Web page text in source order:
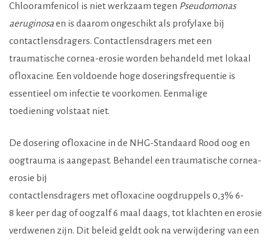
Chlooramfenicol is niet werkzaam tegen Pseudomonas
aeruginosaen is daarom ongeschikt als profylaxe bij
contactlensdragers. Contactlensdragers met een
traumatische cornea-erosie worden behandeld met lokaal
ofloxacine. Een voldoende hoge doseringsfrequentie is
essentieel om infectie te voorkomen. Eenmalige
toediening volstaat niet.
De dosering ofloxacine in de NHG-Standaard Rood oog en
oogtrauma is aangepast. Behandel een traumatische cornea-
erosie bij
contactlensdragers met ofloxacine oogdruppels 0,3% 6-
8 keer per dag of oogzalf 6 maal daags, tot klachten en erosie
verdwenen zijn. Dit beleid geldt ook na verwijdering van een